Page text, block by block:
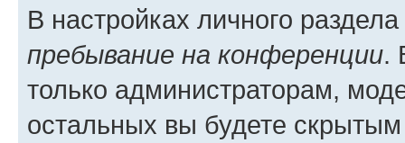
В настройках личного
пребывание на конференции.
только администраторам,
остальных вы будете